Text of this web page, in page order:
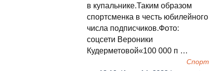
в купальнике.Таким образом
спортсменка в честь юбилейного
числа подписчиков.Фото:
соцсети Вероники
Кудерметовой«100 000 п …
Спорт